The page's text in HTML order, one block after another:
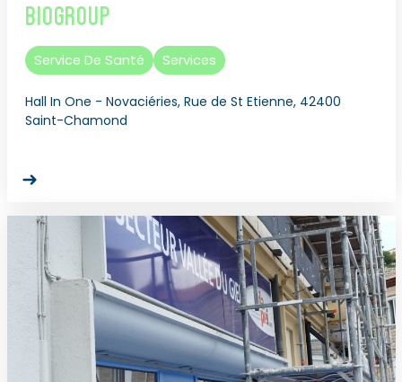
Biogroup
Service De Santé Services
Hall In One - Novaciéries, Rue de St Etienne, 42400
Saint-Chamond